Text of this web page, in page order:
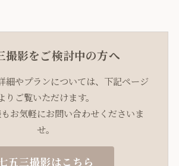
撮影をご検討中の方へ
細やプランについては、下記ページ
りご覧いただけます。
お気軽にお問い合わせくださいま
せ。
五三撮影はこちら